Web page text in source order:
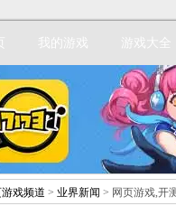
我的游戏 游戏大全
游戏频道 > 业界新闻 > 网页游戏,开